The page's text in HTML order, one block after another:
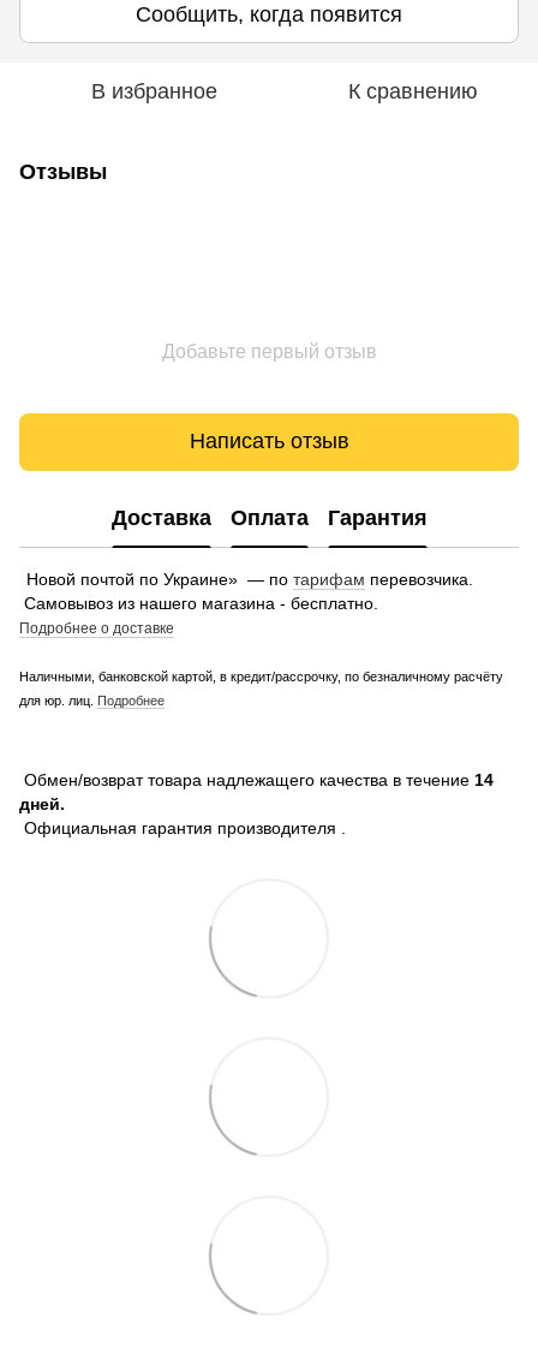
Сообщить, когда появится
В избранное К сравнению
Отзывы
Добавьте первый отзыв
Написать отзыв
Доставка Оплата Гарантия
Новой почтой по Украине» — по тарифам перевозчика.
Самовывоз из нашего магазина - бесплатно.
Подробнее о доставке
Наличными, банковской картой, в кредит/рассрочку, по безналичному расчёту
для юр. лиц. Подробнее
Обмен/возврат товара надлежащего качества в течение 14
дней.
Официальная гарантия производителя .